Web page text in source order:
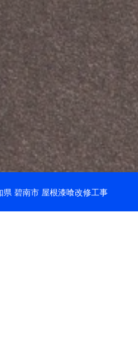
愛知県 常滑市 破風
株式会社
～大切なお住ま
中心に、屋根工事・漆喰を筆
維持できるようにすること
ーもしっかりと
県 碧南市 屋根漆喰改修工事